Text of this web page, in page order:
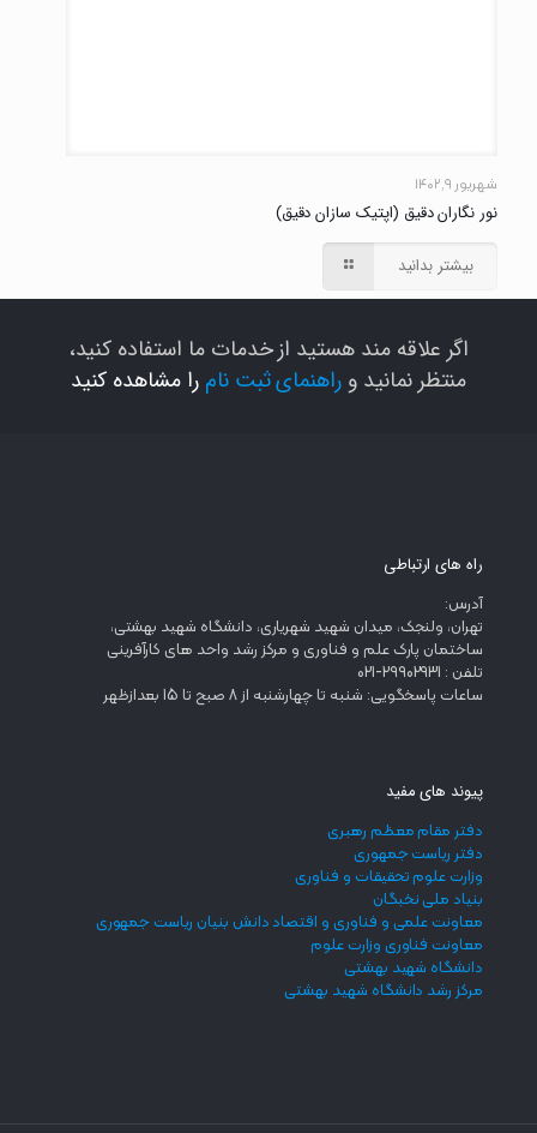
شهریور ۹, ۱۴۰۲
نور نگاران دقیق (اپتیک سازان دقیق)
بیشتر بدانید
اگر علاقه مند هستید از خدمات ما استفاده کنید،
منتظر نمانید و راهنمای ثبت نام را مشاهده کنید
راه های ارتباطی
آدرس:
تهران، ولنجک، میدان شهید شهریاری، دانشگاه شهید بهشتی،
ساختمان پارک علم و فناوری و مرکز رشد واحد های کارآفرینی
تلفن : 29902931-021
ساعات پاسخگویی: شنبه تا چهارشنبه از 8 صبح تا 15 بعدازظهر
پیوند های مفید
دفتر مقام معظم رهبری
دفتر ریاست جمهوری
وزارت علوم تحقیقات و فناوری
بنیاد ملی نخبگان
معاونت علمی و فناوری و اقتصاد دانش بنیان ریاست جمهوری
معاونت فناوری وزارت علوم
دانشگاه شهید بهشتی
مرکز رشد دانشگاه شهید بهشتی